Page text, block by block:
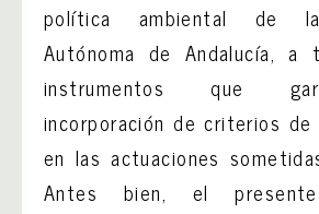
política ambiental de la
Autónoma de Andalucía, a
instrumentos que
incorporación de criterios
en las actuaciones
Antes bien, el